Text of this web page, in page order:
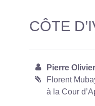
CÔTE
Pierre
Florent
à la Cour